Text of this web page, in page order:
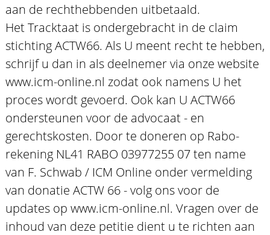
aan de rechthebbenden uitbetaald.
Het Tracktaat is ondergebracht in de claim
stichting ACTW66. Als U meent recht te hebben,
schrijf u dan in als deelnemer via onze website
www.icm-online.nl zodat ook namens U het
proces wordt gevoerd. Ook kan U ACTW66
ondersteunen voor de advocaat - en
gerechtskosten. Door te doneren op Rabo-
rekening NL41 RABO 03977255 07 ten name
van F. Schwab / ICM Online onder vermelding
van donatie ACTW 66 - volg ons voor de
updates op www.icm-online.nl. Vragen over de
inhoud van deze petitie dient u te richten aan